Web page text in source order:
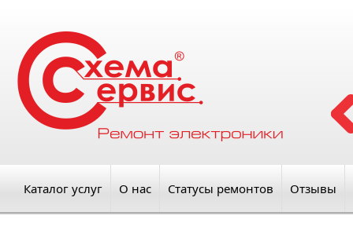
Каталог услуг О нас Статусы ремонтов Отзывы